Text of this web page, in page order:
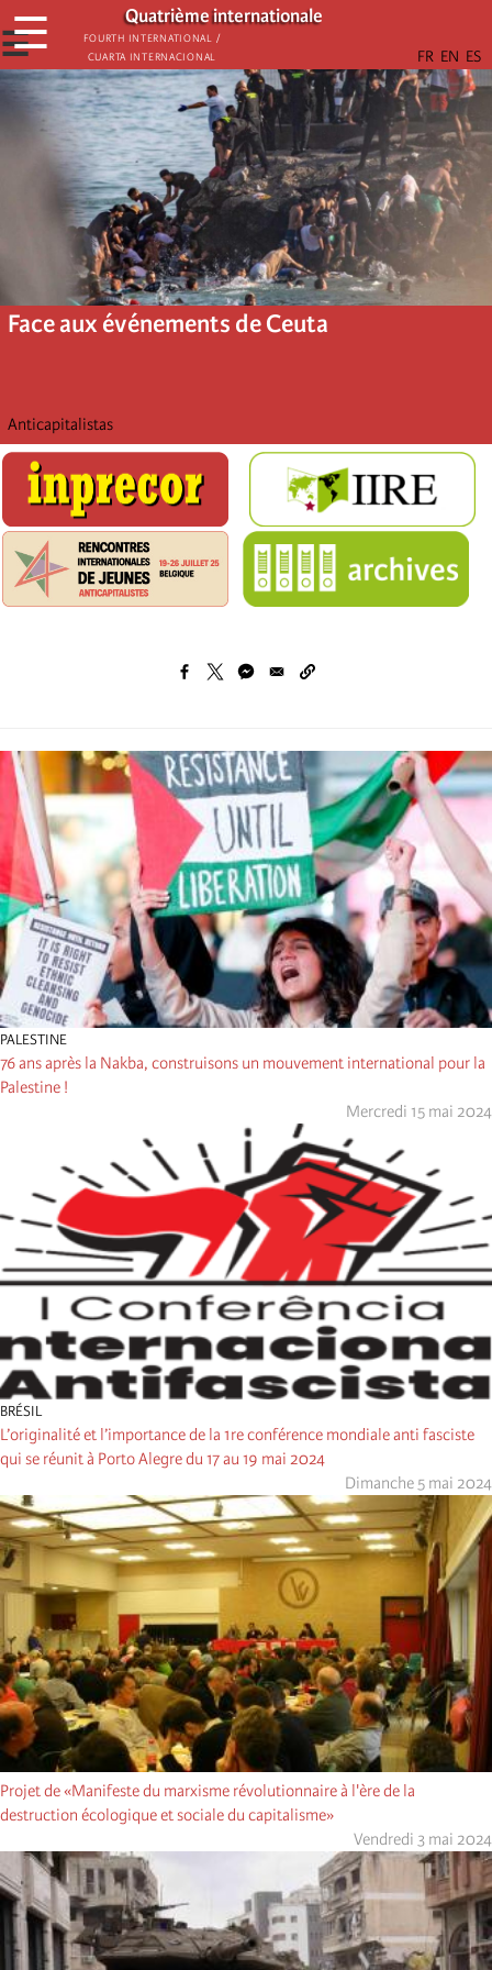
Aller
au
contenu
principal
Quatrième internationale
Fourth International /
Cuarta Internacional
☰
☰
Face aux événements de Ceuta
Anticapitalistas
PALESTINE
76 ans après la Nakba, construisons un mouvement international pour la
Palestine !
Mercredi 15 mai 2024
BRÉSIL
L’originalité et l’importance de la 1re conférence mondiale anti fasciste
qui se réunit à Porto Alegre du 17 au 19 mai 2024
Dimanche 5 mai 2024
Projet de «Manifeste du marxisme révolutionnaire à l'ère de la
destruction écologique et sociale du capitalisme»
Vendredi 3 mai 2024